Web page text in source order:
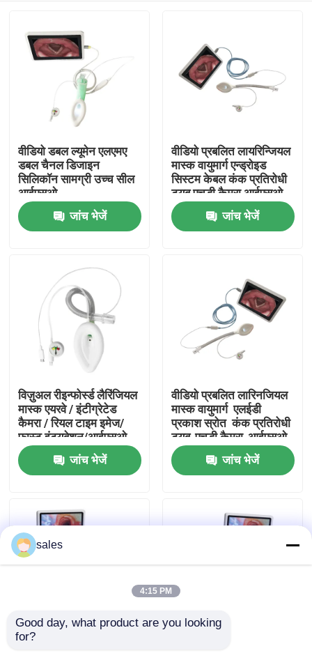
उत्पाद
वीआर दिखाएँ
हमारे बारे में
फैक्टरी यात्रा
गुणवत्ता नियंत्रण
हमसे संपर्क करें
एक बोली का अनुरोध
वीडियो डबल ल्यूमेन एलएमए
डबल चैनल डिजाइन
सिलिकॉन सामग्री उच्च सील
आईएसओ
जांच भेजें
वीडियो प्रबलित लायरिन्जियल
मास्क वायुमार्ग एन्ड्रोइड
सिस्टम केबल कंक प्रतिरोधी
ट्यूब एचडी कैमरा आईएसओ
जांच भेजें
विज़ुअल रीइन्फोर्स्ड लैरिंजियल
मास्क एयरवे / इंटीग्रेटेड
कैमरा / रियल टाइम इमेज/
फास्ट इंट्यूबेशन/आईएसओ
जांच भेजें
वीडियो प्रबलित लारिनजियल
मास्क वायुमार्ग ️ एलईडी
प्रकाश स्रोत ️ कंक प्रतिरोधी
ट्यूब-एचडी कैमरा-आईएसओ
जांच भेजें
विजुअल कंबाइंड एंडोब्रोंकियल
sales
4:15 PM
Good day, what product are you looking
for?